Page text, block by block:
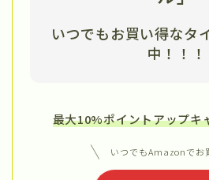
いつでもお買い得なタ
中 ！！！
最大10%ポイントアップキ
いつでもAmazonでお